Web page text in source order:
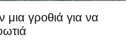
μια γροθιά για να